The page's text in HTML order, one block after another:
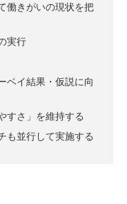
働きがいの現状を把
実行
ベイ結果・仮説に向
すさ」を維持する
も並行して実施する